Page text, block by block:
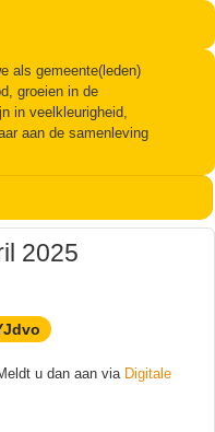
als gemeente(leden)
groeien in de
in veelkleurigheid,
aan de samenleving
2025
u dan aan via Digitale